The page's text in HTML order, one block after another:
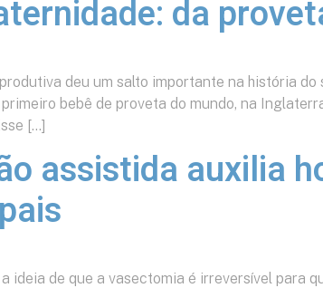
da
deu um salto importante na história
bebê de proveta do mundo, na
[…]
assistida auxilia
ideia de que a vasectomia é irreversível para